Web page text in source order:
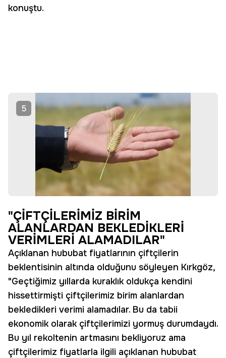
konuştu.
5
"ÇİFTÇİLERİMİZ BİRİM
ALANLARDAN BEKLEDİKLERİ
VERİMLERİ ALAMADILAR"
Açıklanan hububat fiyatlarının çiftçilerin
beklentisinin altında olduğunu söyleyen Kırkgöz,
"Geçtiğimiz yıllarda kuraklık oldukça kendini
hissettirmişti çiftçilerimiz birim alanlardan
bekledikleri verimi alamadılar. Bu da tabii
ekonomik olarak çiftçilerimizi yormuş durumdaydı.
Bu yıl rekoltenin artmasını bekliyoruz ama
çiftçilerimiz fiyatlarla ilgili açıklanan hububat